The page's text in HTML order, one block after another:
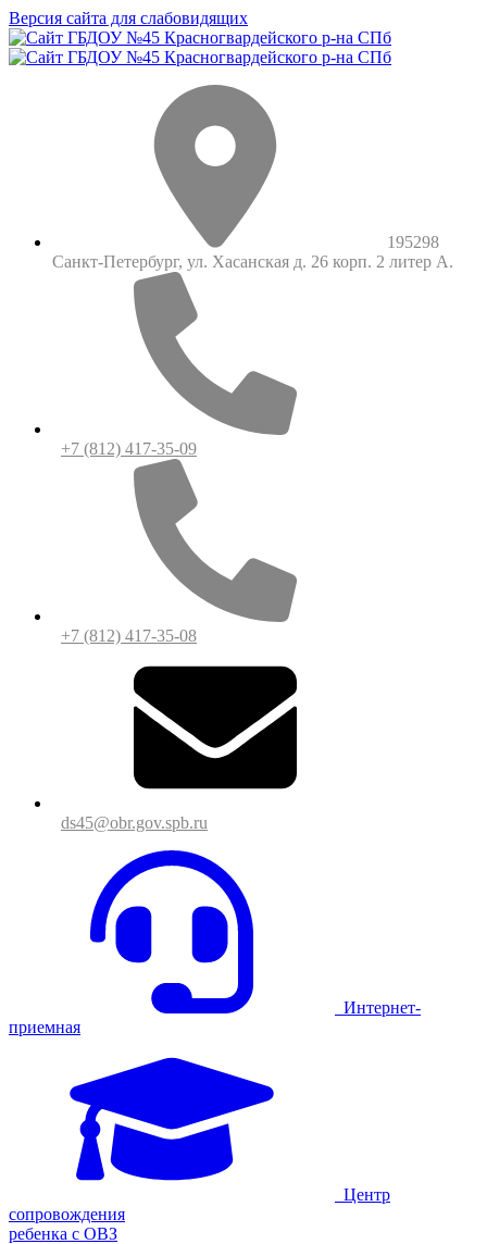
Версия сайта для слабовидящих
195298
Санкт-Петербург, ул. Хасанская д. 26 корп. 2 литер А.
+7 (812) 417-35-09
+7 (812) 417-35-08
ds45@obr.gov.spb.ru
Интернет-
приемная
Центр
сопровождения
ребенка с ОВЗ